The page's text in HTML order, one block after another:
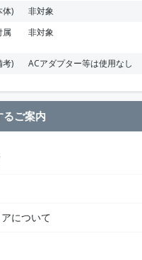
体)
非対象
属
非対象
考) ACアダプター等は使用なし
るご案内
について